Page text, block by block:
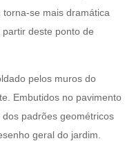
se mais dramática
deste ponto de
pelos muros do
Embutidos no pavimento
padrões geométricos
geral do jardim.